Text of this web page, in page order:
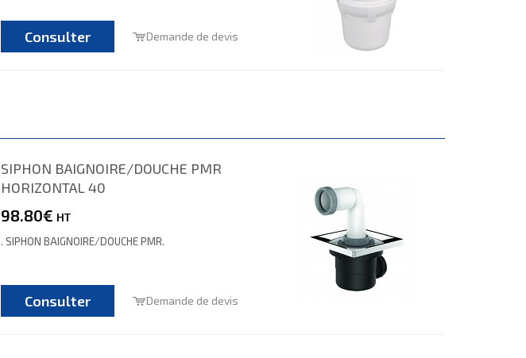
Consulter Demande de devis
SIPHON BAIGNOIRE/DOUCHE PMR
HORIZONTAL 40
98.80€ HT
. SIPHON BAIGNOIRE/DOUCHE PMR.
Consulter Demande de devis